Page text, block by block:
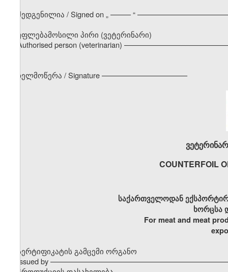
შედგენილია / Signed on„––––– “
უფლებამოსილი პირი (ვეტერინარი)
Authorised person (veterinarian)
ხელმოწერა / Signature –––––––––––––––––––––
COUNTERFOIL
საქართველოდან
ხორცსა
For meat and meat
სერტიფიკატის გამცემი ორგანო
Issued by